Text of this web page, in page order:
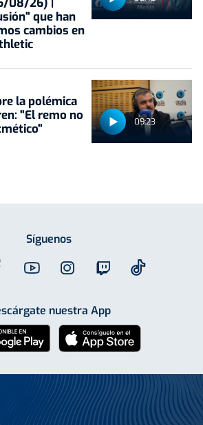
08/26) |
que han
cambios en
09:23
la polémica
"El remo no
Síguenos
nuestra App